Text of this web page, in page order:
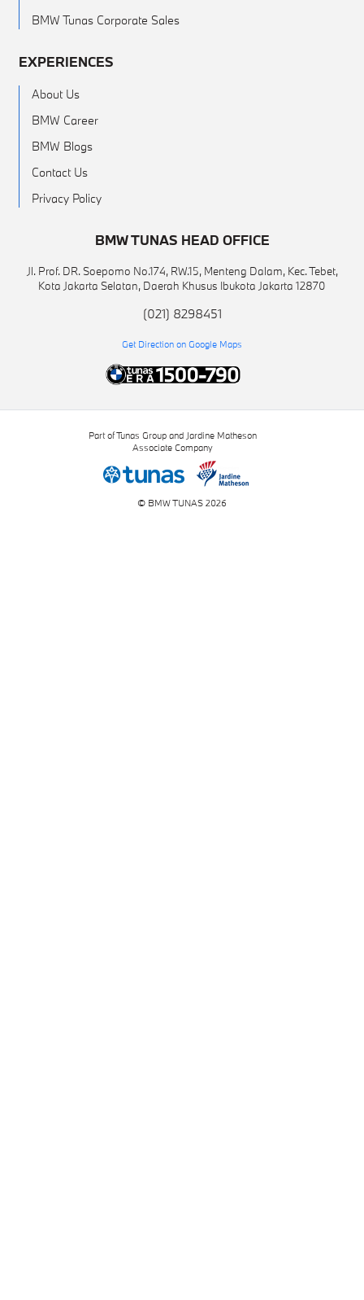
BMW Tunas Corporate Sales
EXPERIENCES
About Us
BMW Career
BMW Blogs
Contact Us
Privacy Policy
BMW TUNAS HEAD OFFICE
Jl. Prof. DR. Soepomo No.174, RW.15, Menteng Dalam, Kec. Tebet,
Kota Jakarta Selatan, Daerah Khusus Ibukota Jakarta 12870
(021) 8298451
Get Direction on Google Maps
© BMW TUNAS 2026
Part of Tunas Group and Jardine Matheson
Associate Company